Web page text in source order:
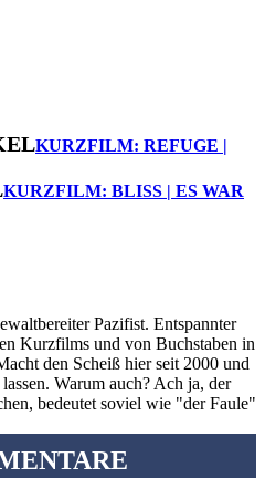
KURZFILM: REFUGE |
KURZFILM: BLISS | ES WAR
Pazifist. Entspannter
Kurzfilms und von Buchstaben in
den Scheiß hier seit 2000 und
Warum auch? Ach ja, der
bedeutet soviel wie "der Faule"